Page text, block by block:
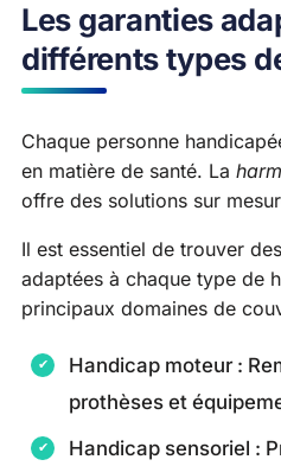
Les garanties
différents types
Chaque personne
en matière de santé. La
offre des solutions sur
Il est essentiel de trouver
adaptées à chaque type de
principaux domaines de
Handicap moteur :
prothèses et
Handicap sensoriel :